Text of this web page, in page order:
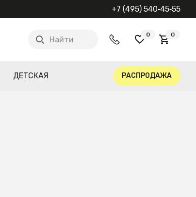
+7 (495) 540‑45‑55
Найти
0 0
ДЕТСКАЯ РАСПРОДАЖА